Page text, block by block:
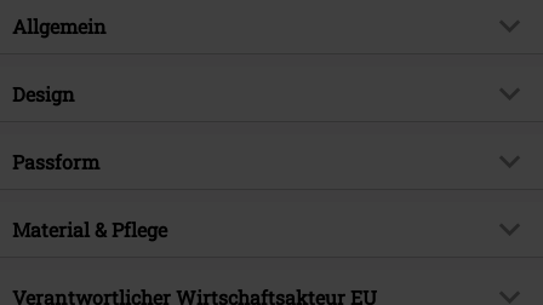
Allgemein
Artikelnummer:
Produktthema
Lizenz
Design
Produkt-Typ
Bedruckt
Passform
Passform/Oberteile
Material & Pflege
Obermaterial
100% Baumwolle
Verantwortlicher Wirtschaftsakteur EU